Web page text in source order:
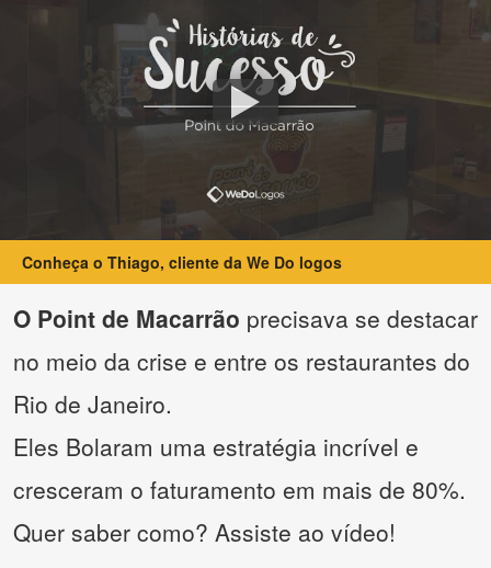
Conheça o Thiago, cliente da We Do logos
O Point de Macarrão precisava se destacar
no meio da crise e entre os restaurantes do
Rio de Janeiro.
Eles Bolaram uma estratégia incrível e
cresceram o faturamento em mais de 80%.
Quer saber como? Assiste ao vídeo!